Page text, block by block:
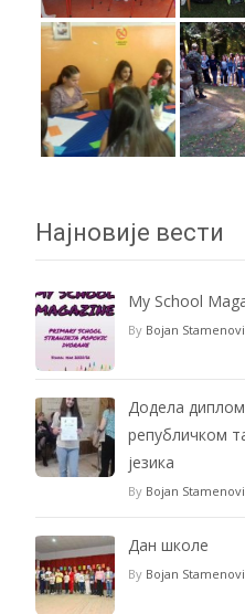
Најновије вести
My School
By Bojan
Додела
републичком
језика
By Bojan
Дан школе
By Bojan